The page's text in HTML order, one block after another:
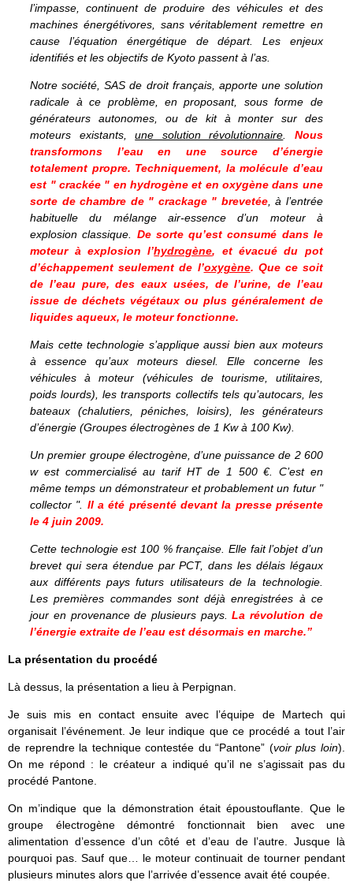
l’impasse, continuent de produire des véhicules et des
machines énergétivores, sans véritablement remettre en
cause l’équation énergétique de départ. Les enjeux
identifiés et les objectifs de Kyoto passent à l’as.
Notre société, SAS de droit français, apporte une solution
radicale à ce problème, en proposant, sous forme de
générateurs autonomes, ou de kit à monter sur des
moteurs existants,une solution révolutionnaire
Nous
transformons l’eau en une source d’énergie
totalement propre. Techniquement, la molécule d’eau
est " crackée " en hydrogène et en oxygène dans une
sorte de chambre de " crackage " brevetée, à l’entrée
habituelle du mélange air-essence d’un moteur à
explosion classique. De sorte qu’est consumé dans le
moteur à explosion l’hydrogène, et évacué du pot
d’échappement seulement de l’oxygène. Que ce soit
de l’eau pure, des eaux usées, de l’urine, de l’eau
issue de déchets végétaux ou plus généralement de
liquides aqueux, le moteur fonctionne.
Mais cette technologie s’applique aussi bien aux moteurs
à essence qu’aux moteurs diesel. Elle concerne les
véhicules à moteur (véhicules de tourisme, utilitaires,
poids lourds), les transports collectifs tels qu’autocars, les
bateaux (chalutiers, péniches, loisirs), les générateurs
d’énergie (Groupes électrogènes de 1 Kw à 100 Kw).
Un premier groupe électrogène, d’une puissance de 2 600
w est commercialisé au tarif HT de 1 500 €. C’est en
même temps un démonstrateur et probablement un futur "
collector ". Il a été présenté devant la presse présente
le 4 juin 2009.
Cette technologie est 100 % française. Elle fait l’objet d’un
brevet qui sera étendue par PCT, dans les délais légaux
aux différents pays futurs utilisateurs de la technologie.
Les premières commandes sont déjà enregistrées à ce
jour en provenance de plusieurs pays.La révolution de
l’énergie extraite de l’eau est désormais en marche.”
La présentation du procédé
Là dessus, la présentation a lieu à Perpignan.
Je suis mis en contact ensuite avec l’équipe de Martech qui
organisait l’événement. Je leur indique que ce procédé a tout l’air
de reprendre la technique contestée du “Pantone” (voir plus loin).
On me répond : le créateur a indiqué qu’il ne s’agissait pas du
procédé Pantone.
On m’indique que la démonstration était époustouflante. Que le
groupe électrogène démontré fonctionnait bien avec une
alimentation d’essence d’un côté et d’eau de l’autre. Jusque là
pourquoi pas. Sauf que… le moteur continuait de tourner pendant
plusieurs minutes alors que l’arrivée d’essence avait été coupée.